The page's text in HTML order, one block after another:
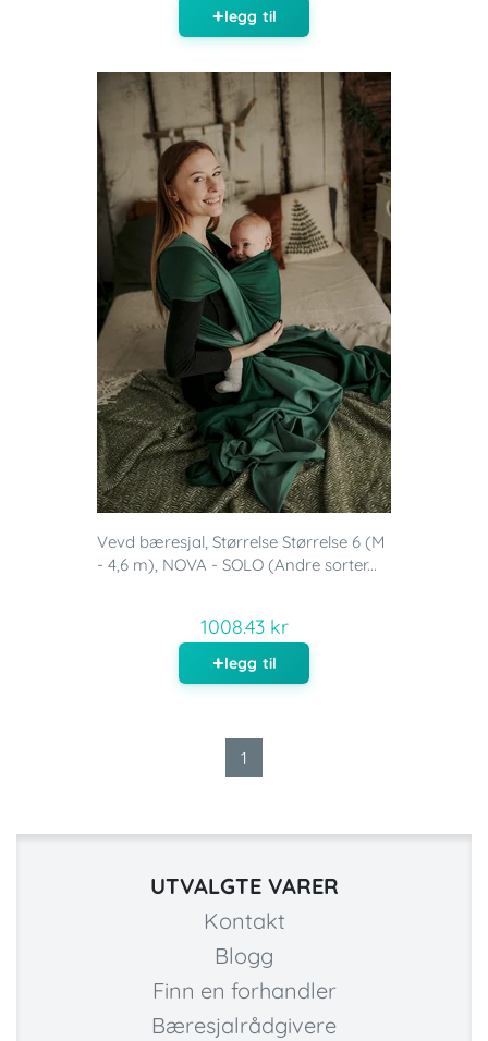
legg til
Vevd bæresjal, Størrelse Størrelse 6 (M
- 4,6 m), NOVA - SOLO (Andre sorter...
1008.43 kr
legg til
1
UTVALGTE VARER
Kontakt
Blogg
Finn en forhandler
Bæresjalrådgivere